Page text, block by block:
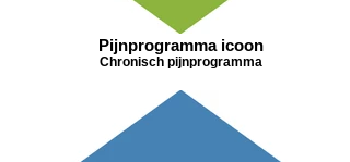
Pijnprogramma icoon
Chronisch pijnprogramma